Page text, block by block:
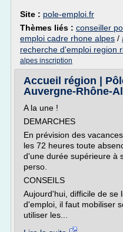
Site : pole-emploi.fr
Thèmes liés : conseiller
emploi cadre rhone alpes /
recherche d'emploi region
alpes inscription
Accueil région |
Auvergne-Rhône-
A la une !
DEMARCHES
En prévision des
les 72 heures toute
d'une durée supérieure à
perso.
CONSEILS
Aujourd'hui, difficile de se
d'emploi, il faut mobiliser
utiliser les...